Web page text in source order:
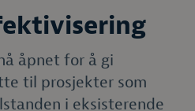
åpnet for å gi
til prosjekter som
i eksisterende